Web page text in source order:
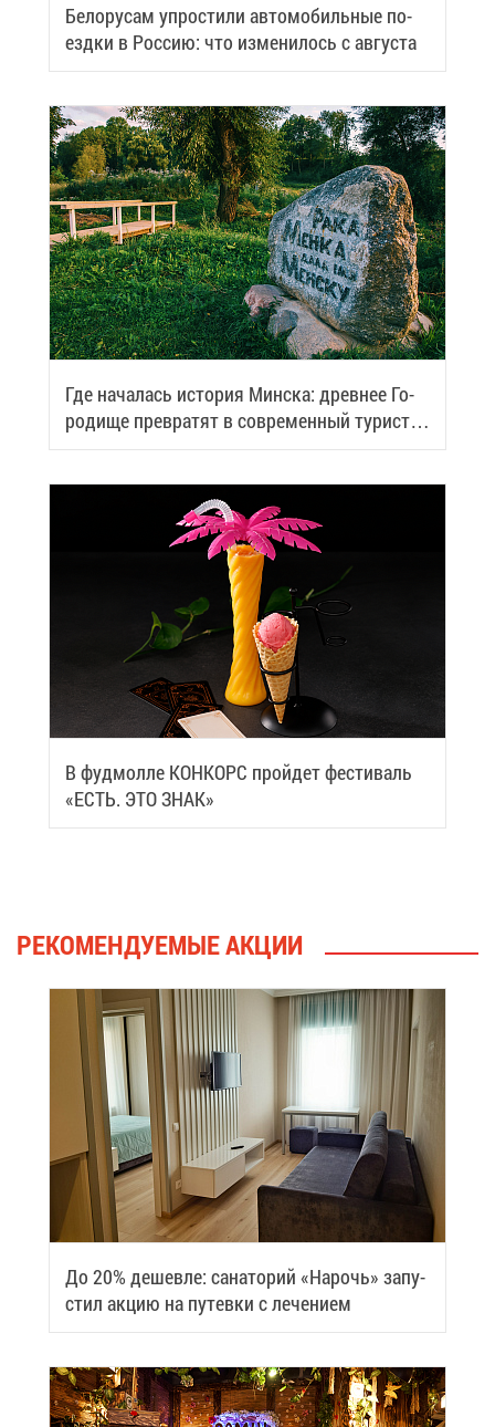
Бе­ло­ру­сам упро­сти­ли ав­то­мо­биль­ные по­
езд­ки в Рос­сию: что из­ме­ни­лось с ав­гу­ста
Где на­ча­лась ис­то­рия Мин­ска: древ­нее Го­
ро­ди­ще пре­вра­тят в со­вре­мен­ный ту­ри­сти­
че­ский центр
В фуд­мол­ле КОН­КОРС прой­дет фе­сти­валь
«ЕСТЬ. ЭТО ЗНАК»
РЕ­КО­МЕН­ДУ­Е­МЫЕ АК­ЦИИ
До 20% де­шев­ле: са­на­то­рий «На­рочь» за­пу­
стил ак­цию на пу­тев­ки с ле­че­ни­ем